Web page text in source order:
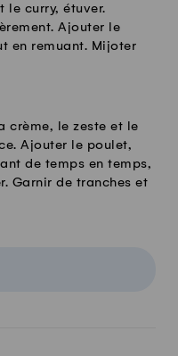
curry, étuver.
Ajouter le
en remuant. Mijoter
crème, le zeste et le
Ajouter le poulet,
de temps en temps,
Garnir de tranches et